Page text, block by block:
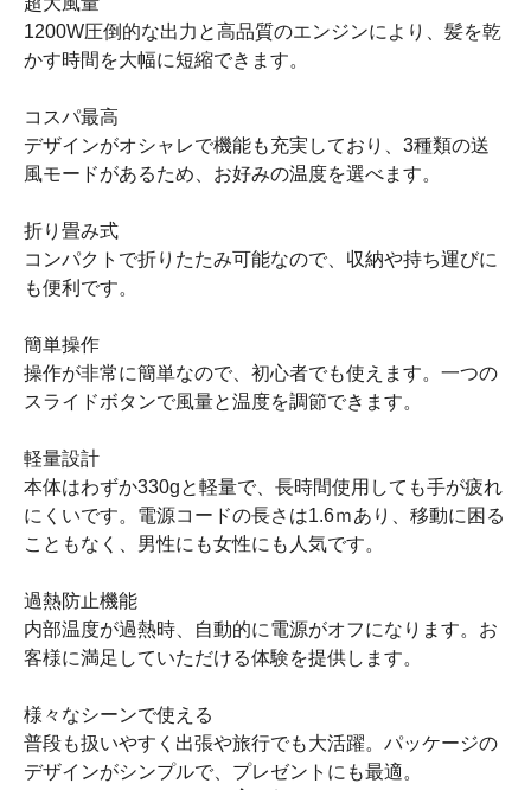
1200W圧倒的な出力と高品質のエンジンにより、髪を乾
かす時間を大幅に短縮できます。
コスパ最高
デザインがオシャレで機能も充実しており、3種類の送
風モードがあるため、お好みの温度を選べます。
折り畳み式
コンパクトで折りたたみ可能なので、収納や持ち運びに
も便利です。
簡単操作
操作が非常に簡単なので、初心者でも使えます。一つの
スライドボタンで風量と温度を調節できます。
軽量設計
本体はわずか330gと軽量で、長時間使用しても手が疲れ
にくいです。電源コードの長さは1.6ｍあり、移動に困る
こともなく、男性にも女性にも人気です。
過熱防止機能
内部温度が過熱時、自動的に電源がオフになります。お
客様に満足していただける体験を提供します。
様々なシーンで使える
普段も扱いやすく出張や旅行でも大活躍。パッケージの
デザインがシンプルで、プレゼントにも最適。